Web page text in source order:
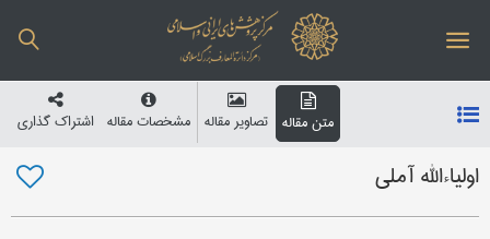
متن مقاله تصاویر مقاله مشخصات مقاله اشتراک گذاری
اولیاءالله آملی